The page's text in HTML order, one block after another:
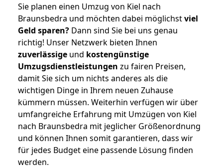
Sie planen einen Umzug von Kiel nach
Braunsbedra und möchten dabei möglichstviel
Geld sparen? Dann sind Sie bei uns genau
richtig! Unser Netzwerk bieten Ihnen
zuverlässige und kostengünstige
Umzugsdienstleistungen zu fairen Preisen,
damit Sie sich um nichts anderes als die
wichtigen Dinge in Ihrem neuen Zuhause
kümmern müssen. Weiterhin verfügen wir über
umfangreiche Erfahrung mit Umzügen von Kiel
nach Braunsbedra mit jeglicher Größenordnung
und können Ihnen somit garantieren, dass wir
für jedes Budget eine passende Lösung finden
werden.